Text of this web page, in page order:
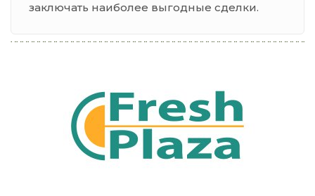
заключать наиболее выгодные сделки.